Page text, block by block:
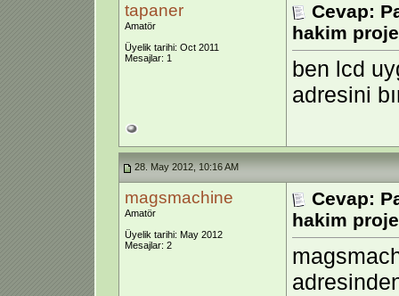
tapaner
Amatör
Üyelik tarihi: Oct 2011
Mesajlar: 1
Cevap:
hakim
ben lcd
adresini
28. May 2012, 10:16 AM
magsmachine
Amatör
Üyelik tarihi: May 2012
Mesajlar: 2
Cevap:
hakim